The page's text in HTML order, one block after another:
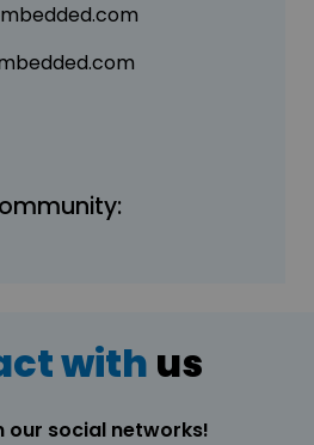
with us
our social networks!